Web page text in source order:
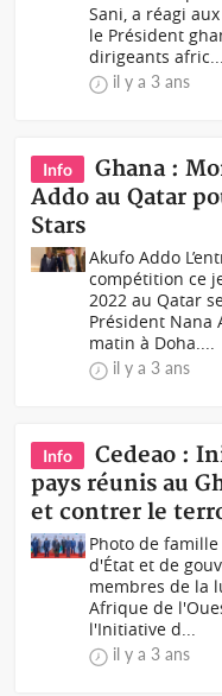
Sani, a réagi
le Président
dirigeants afric...
il y a 3 ans
Info
Ghana :
Addo au Qatar
Stars
Akufo Addo
compétition ce
2022 au Qatar
Président Nana
matin à Doha....
il y a 3 ans
Info
Cedeao :
pays réunis au
et contrer le
Photo de
d'État et de
membres de la
Afrique de
l'Initiative d...
il y a 3 ans